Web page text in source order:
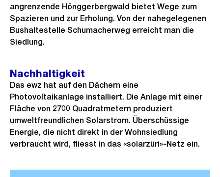
angrenzende Hönggerbergwald bietet Wege zum
Spazieren und zur Erholung. Von der nahegelegenen
Bushaltestelle Schumacherweg erreicht man die
Siedlung.
Nachhaltigkeit
Das ewz hat auf den Dächern eine
Photovoltaikanlage installiert. Die Anlage mit einer
Fläche von 2700 Quadratmetern produziert
umweltfreundlichen Solarstrom. Überschüssige
Energie, die nicht direkt in der Wohnsiedlung
verbraucht wird, fliesst in das «solarzüri»-Netz ein.